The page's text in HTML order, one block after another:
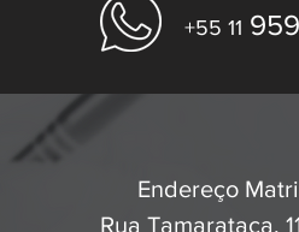
+55 11
Endereço
Rua Tamarataca,